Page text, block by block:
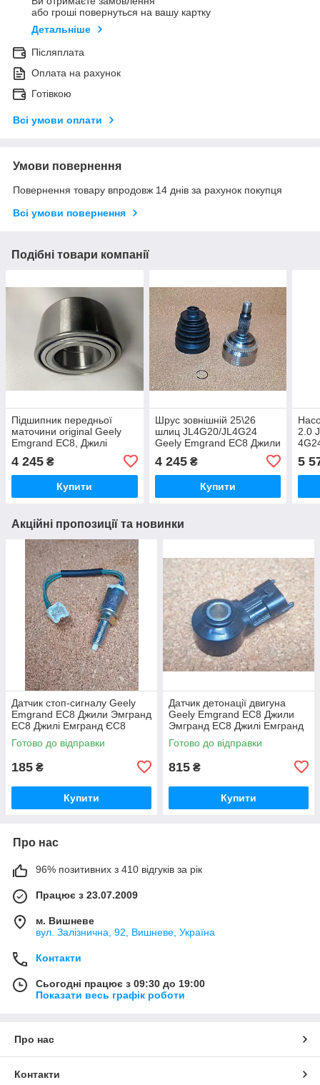
або гроші повернуться на вашу картку
Детальніше
Післяплата
Оплата на рахунок
Готівкою
Всі умови оплати
Умови повернення
Повернення товару впродовж 14 днів за рахунок покупця
Всі умови повернення
Подібні товари компанії
Підшипник передньої
маточини original Geely
Emgrand EC8, Джилі
Емгранд ЕС8
4 245 ₴
Купити
Шрус зовнішній 25\26
шлиц JL4G20/JL4G24
Geely Emgrand EC8 Джили
Емгранд ЄС8
4 245₴
Купити
2.0
5
Акційні пропозиції та новинки
Датчик стоп-сигналу Geely
Emgrand EC8 Джили Эмгранд
ЕС8 Джилі Емгранд ЄС8
Готово до відправки
185 ₴
Купити
Датчик детонації двигуна
Geely Emgrand EC8 Джили
Эмгранд ЕС8 Джилі Емгранд
ЄС8
Готово до відправки
815 ₴
Купити
Про нас
96% позитивних з 410 відгуків за рік
Працює з 23.07.2009
м. Вишневе
вул. Залізнична, 92, Вишневе, Україна
Контакти
Сьогодні працює з 09:30 до 19:00
Показати весь графік роботи
Про нас
Контакти